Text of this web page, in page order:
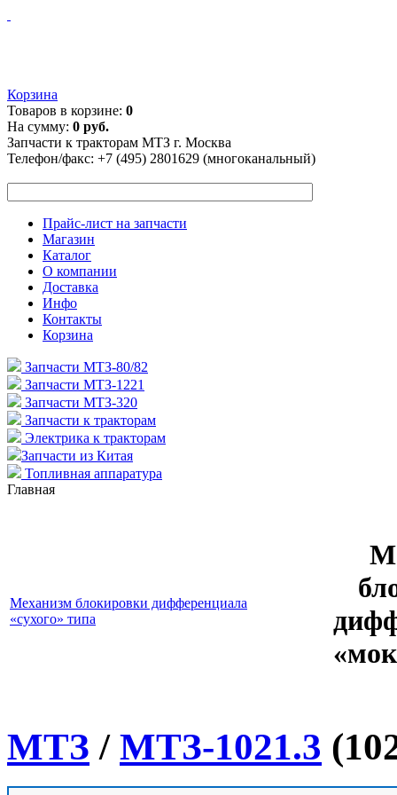
Корзина
Товаров в корзине: 0
На сумму: 0 руб.
Запчасти к тракторам МТЗ г. Москва
Телефон/факс: +7 (495) 2801629 (многоканальный)
Прайс-лист на запчасти
Магазин
Каталог
О компании
Доставка
Инфо
Контакты
Корзина
Запчасти МТЗ-80/82
Запчасти МТЗ-1221
Запчасти МТЗ-320
Запчасти к тракторам
Электрика к тракторам
Запчасти из Китая
Топливная аппаратура
Главная
Механизм блокировки дифференциала
«сухого» типа
МТЗ / МТЗ-1021.3